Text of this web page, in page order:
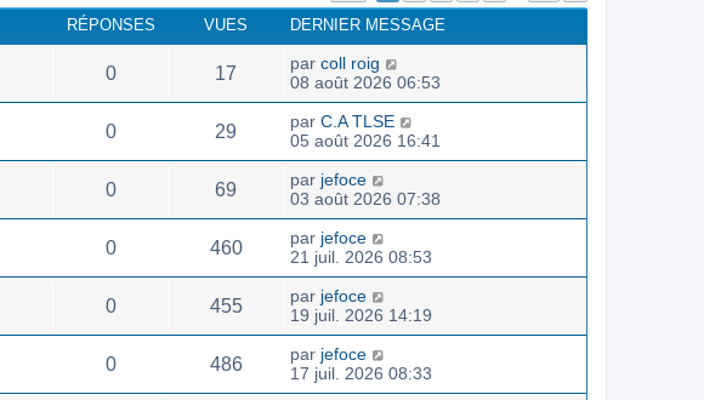
RÉPONSES VUES DERNIER MESSAGE
0 17 par coll roig
08 août 2026 06:53
0 29 par C.A TLSE
05 août 2026 16:41
0 69 par jefoce
03 août 2026 07:38
0 460 par jefoce
21 juil. 2026 08:53
0 455 par jefoce
19 juil. 2026 14:19
0 486 par jefoce
17 juil. 2026 08:33